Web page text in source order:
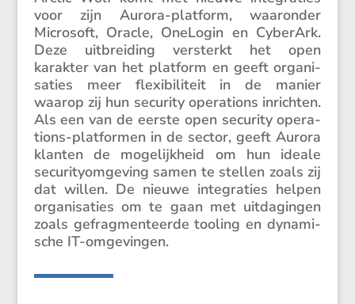
voor zijn Aurora-platform, waaronder
Micro­soft, Oracle, OneLogin en CyberArk.
Deze uitbrei­ding versterkt het open
karakter van het platform en geeft organi­
sa­ties meer flexi­bi­li­teit in de manier
waarop zij hun security opera­tions inrichten.
Als een van de eerste open security opera­
tions-platformen in de sector, geeft Aurora
klanten de mogelijk­heid om hun ideale
securi­ty­om­ge­ving samen te stellen zoals zij
dat willen. De nieuwe integra­ties helpen
organi­sa­ties om te gaan met uitda­gingen
zoals gefrag­men­teerde tooling en dynami­
sche IT-omgevingen.